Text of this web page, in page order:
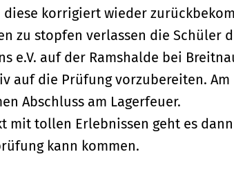
korrigiert wieder
zu stopfen verlassen die Schüler
e.V. auf der Ramshalde bei
auf die Prüfung vorzubereiten.
Abschluss am Lagerfeuer.
mit tollen Erlebnissen geht es
kann kommen.